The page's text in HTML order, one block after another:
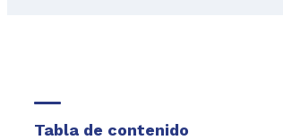
Tabla de contenido